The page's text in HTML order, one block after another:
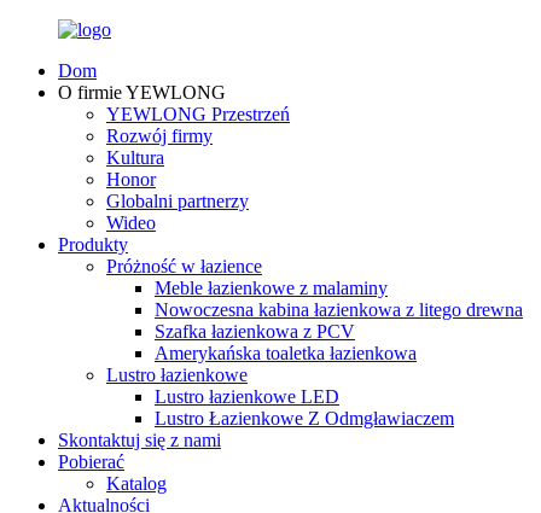
Dom
O firmie YEWLONG
YEWLONG Przestrzeń
Rozwój firmy
Kultura
Honor
Globalni partnerzy
Wideo
Produkty
Próżność w łazience
Meble łazienkowe z malaminy
Nowoczesna kabina łazienkowa z litego drewna
Szafka łazienkowa z PCV
Amerykańska toaletka łazienkowa
Lustro łazienkowe
Lustro łazienkowe LED
Lustro Łazienkowe Z Odmgławiaczem
Skontaktuj się z nami
Pobierać
Katalog
Aktualności